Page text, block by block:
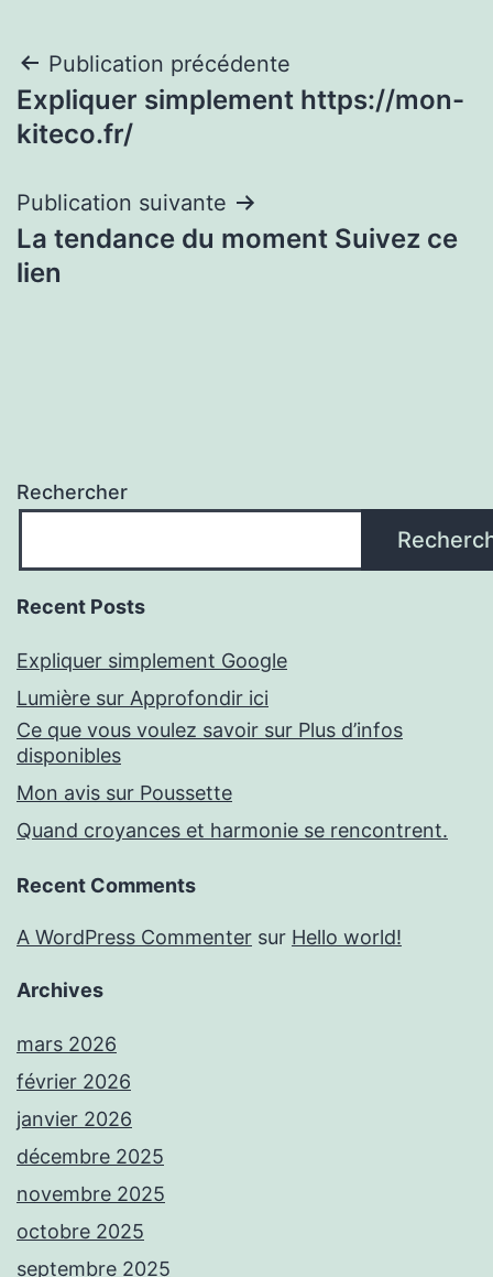
Navigation
de
Publication précédente
Expliquer simplement https://mon-
kiteco.fr/
Publication suivante
La tendance du moment Suivez ce
lien
Rechercher
Recent Posts
Expliquer simplement Google
Lumière sur Approfondir ici
Ce que vous voulez savoir sur Plus d’infos
disponibles
Mon avis sur Poussette
Quand croyances et harmonie se rencontrent.
Recent Comments
A WordPress Commenter sur Hello world!
Archives
mars 2026
février 2026
janvier 2026
décembre 2025
novembre 2025
octobre 2025
septembre 2025